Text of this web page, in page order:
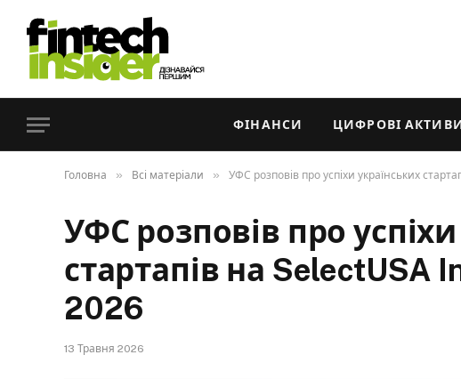
ФІНАНСИ ЦИФРОВІ
Головна » Всі матеріали » УФС розповів про успіхи українських
УФС розповів про
стартапів на SelectUSA
2026
13 Травня 2026